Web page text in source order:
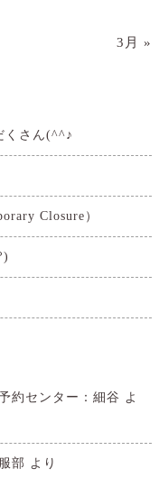
3月 »
くさん(^^♪
Closure）
約センター：細谷 よ
服部 より